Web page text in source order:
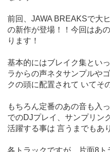
前回、JAWA BREAKSで大
の新作が登場！！今回はあ
ります！
基本的にはブレイク集とい
ラからの声ネタサンプルや
クの頭に配置されて いてそ
もちろん定番のあの音も入
でのDJプレイ、サンプリン
活躍する事は 言うまでもあ
各トラックですが、片面8